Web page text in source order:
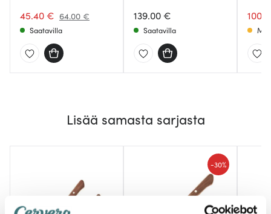
45.40 € 64.00 €
Saatavilla
139.00 €
Saatavilla
Lisää samasta sarjasta
-30%